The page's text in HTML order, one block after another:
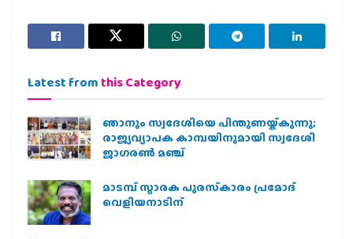
Latest from this Category
ഞാനും സ്വദേശിയെ പിന്തുണയ്ക്കുന്നു;
രാജ്യവ്യാപക കാമ്പയിനുമായി സ്വദേശി
ജാഗരണ്‍ മഞ്ച്
മാടമ്പ് സ്മാരക പുരസ്‌കാരം പ്രമോദ്
വെളിയനാടിന്